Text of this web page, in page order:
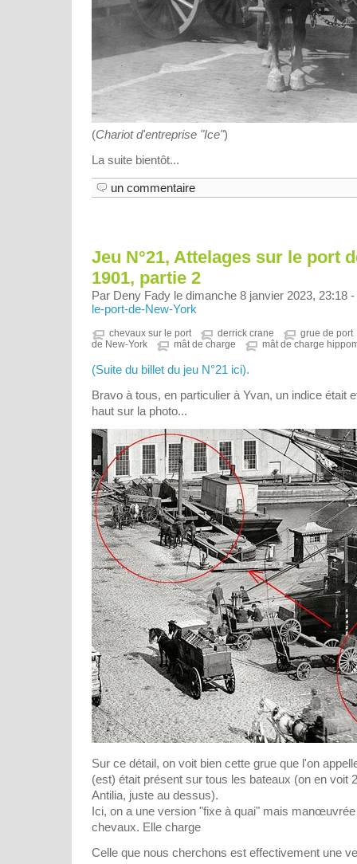
(Chariot d'entreprise "Ice")
La suite bientôt...
un commentaire
Jeu N°21, Attelages sur le port
1901, partie 2
Par Deny Fady le dimanche 8 janvier 2023, 23:18 -
le-port-de-New-York
chevaux sur le port derrick crane
grue de port
de New-York
mât de charge mât de charge
(Suite du billet du jeu N°21 ici).
Bravo à tous, en particulier à Yvan, un indice était
haut sur la photo...
Sur ce détail, on voit bien cette grue que l'on
(est) était présent sur tous les bateaux (on en voit
Antilia, juste au dessus).
Ici, on a une version "fixe à quai" mais
chevaux. Elle charge
Celle que nous cherchons est effectivement une